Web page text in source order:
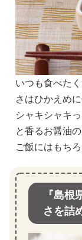
いつも食べた
さはひかえめ
シャキシャキ
と香るお醤油
ご飯にはもち
『島
さを詰